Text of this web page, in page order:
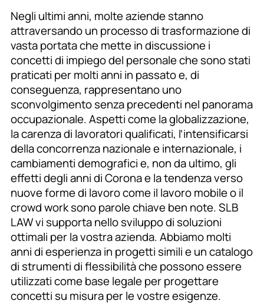
Negli ultimi anni, molte aziende stanno
attraversando un processo di trasformazione di
vasta portata che mette in discussione i
concetti di impiego del personale che sono stati
praticati per molti anni in passato e, di
conseguenza, rappresentano uno
sconvolgimento senza precedenti nel panorama
occupazionale. Aspetti come la globalizzazione,
la carenza di lavoratori qualificati, l’intensificarsi
della concorrenza nazionale e internazionale, i
cambiamenti demografici e, non da ultimo, gli
effetti degli anni di Corona e la tendenza verso
nuove forme di lavoro come il lavoro mobile o il
crowd work sono parole chiave ben note. SLB
LAW vi supporta nello sviluppo di soluzioni
ottimali per la vostra azienda. Abbiamo molti
anni di esperienza in progetti simili e un catalogo
di strumenti di flessibilità che possono essere
utilizzati come base legale per progettare
concetti su misura per le vostre esigenze.